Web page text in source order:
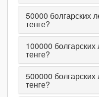
50000 болгарских
тенге?
100000 болгарских
тенге?
500000 болгарских
тенге?